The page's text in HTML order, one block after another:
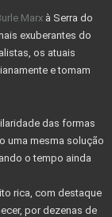
750000
Marx à Serra do
exuberantes do
os atuais
e tomam
das formas
uma mesma solução
o tempo ainda
rica, com destaque
por dezenas de